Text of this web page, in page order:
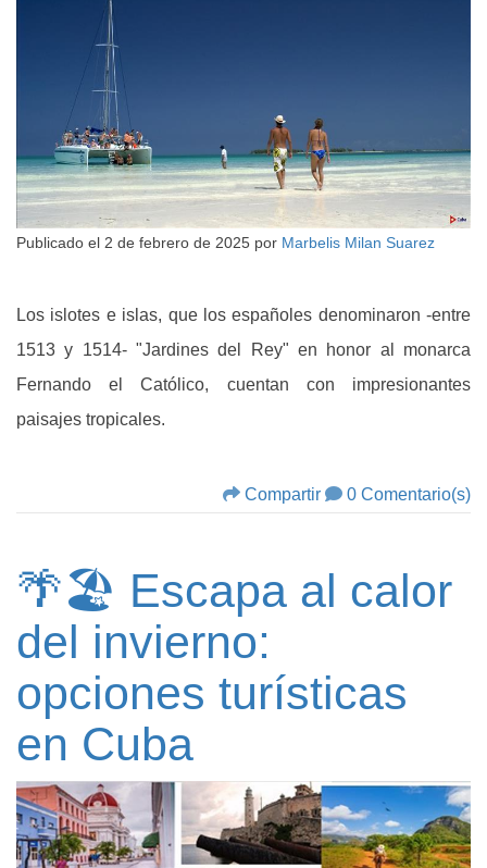
Publicado el 2 de febrero de 2025 por Marbelis Milan Suarez
Los islotes e islas, que los españoles denominaron -entre
1513 y 1514- "Jardines del Rey" en honor al monarca
Fernando el Católico, cuentan con impresionantes
paisajes tropicales.
Compartir 0 Comentario(s)
🌴🏖️ Escapa al calor
del invierno:
opciones turísticas
en Cuba